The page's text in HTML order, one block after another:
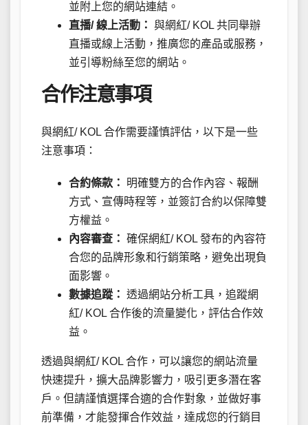
並附上您的網站連結。
直播/ 線上活動： 與網紅/ KOL 共同舉辦
直播或線上活動，推廣您的產品或服務，
並引導粉絲至您的網站。
合作注意事項
與網紅/ KOL 合作需要謹慎評估，以下是一些
注意事項：
合約條款：
明確雙方的合作內容、報酬
方式、宣傳時程等，並簽訂合約以保障雙
方權益。
內容審查： 確保網紅/ KOL 發布的內容符
合您的品牌形象和行銷策略，避免出現負
面影響。
數據追蹤： 透過網站分析工具，追蹤網
紅/ KOL 合作後的流量變化，評估合作效
益。
透過與網紅/ KOL 合作，可以讓您的網站流量
快速提升，擴大品牌影響力，吸引更多潛在客
戶。但請謹慎選擇合適的合作對象，並做好事
前準備，才能發揮合作效益，達成您的行銷目